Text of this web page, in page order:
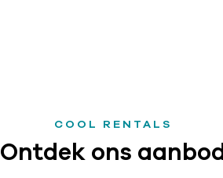
COOL RENTALS
Ontdek ons aanbod